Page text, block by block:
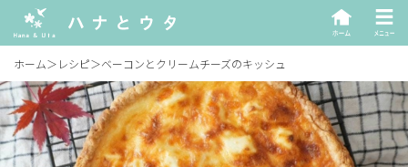
ホーム＞ レシピ＞ベーコンとクリームチーズのキッシュ